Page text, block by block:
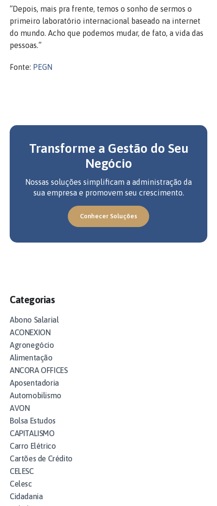
“Depois, mais pra frente, temos o sonho de sermos o
primeiro laboratório internacional baseado na internet
do mundo. Acho que podemos mudar, de fato, a vida das
pessoas.”
Fonte: PEGN
Transforme a Gestão do Seu
Negócio
Nossas soluções simplificam a administração da
sua empresa e promovem seu crescimento.
Conhecer Soluções
Categorias
Abono Salarial
ACONEXION
Agronegócio
Alimentação
ANCORA OFFICES
Aposentadoria
Automobilismo
AVON
Bolsa Estudos
CAPITALISMO
Carro Elétrico
Cartões de Crédito
CELESC
Celesc
Cidadania